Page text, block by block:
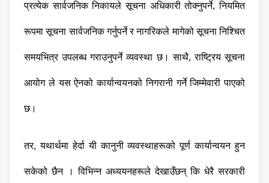
प्रत्येक सार्वजनिक निकायले सूचना अधिकारी तोक्नुपर्ने, नियमित
रूपमा सूचना सार्वजनिक गर्नुपर्ने र नागरिकले मागेको सूचना निश्चित
समयभित्र उपलब्ध गराउनुपर्ने व्यवस्था छ। साथै, राष्ट्रिय सूचना
आयोग ले यस ऐनको कार्यान्वयनको निगरानी गर्ने जिम्मेवारी पाएको
छ।
तर, यथार्थमा हेर्दा यी कानुनी व्यवस्थाहरूको पूर्ण कार्यान्वयन हुन
सकेको छैन । विभिन्न अध्ययनहरूले देखाउँछन् कि धेरै सरकारी